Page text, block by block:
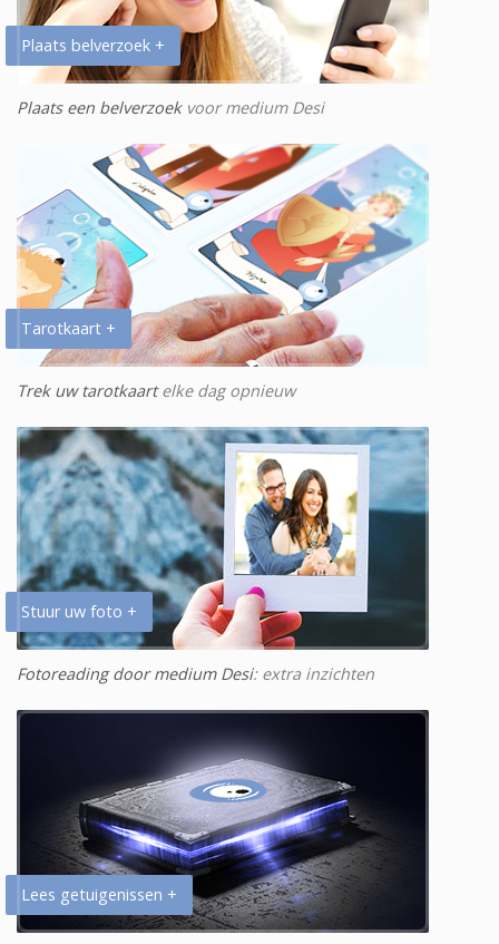
Plaats belverzoek +
Plaats een belverzoekvoor medium Desi
Tarotkaart +
Trek uw tarotkaartelke dag opnieuw
Stuur uw foto +
Fotoreading door medium Desi: extra inzichten
Lees getuigenissen +